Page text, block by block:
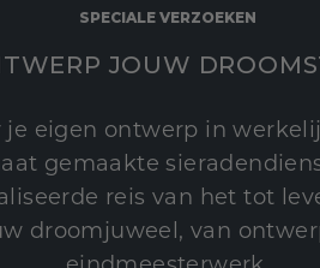
SPECIALE VERZOEKEN
JOUW
je eigen ontwerp in
gemaakte
reis van het tot
droomjuweel, van